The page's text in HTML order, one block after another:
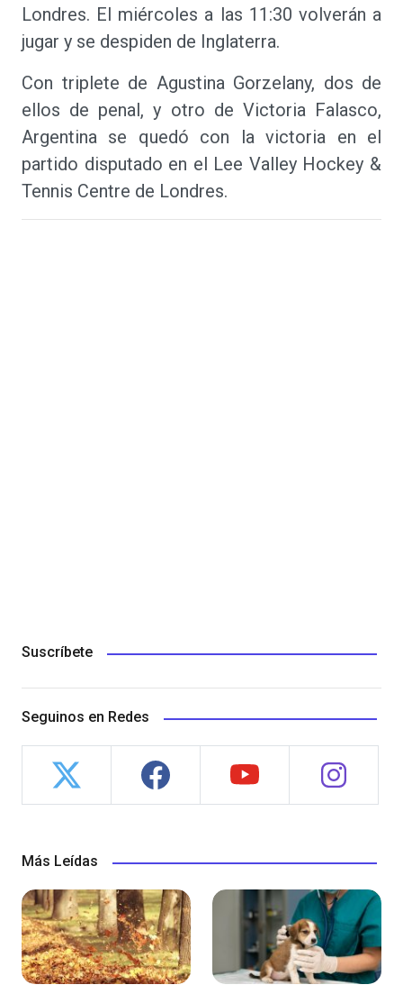
Londres. El miércoles a las 11:30 volverán a
jugar y se despiden de Inglaterra.
Con triplete de Agustina Gorzelany, dos de
ellos de penal, y otro de Victoria Falasco,
Argentina se quedó con la victoria en el
partido disputado en el Lee Valley Hockey &
Tennis Centre de Londres.
Suscríbete
Seguinos en Redes
Más Leídas